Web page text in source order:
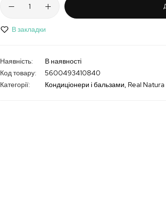
В закладки
В наявності
Код товару
5600493410840
Категорії:
Кондиціонери і бальзами Real Natura